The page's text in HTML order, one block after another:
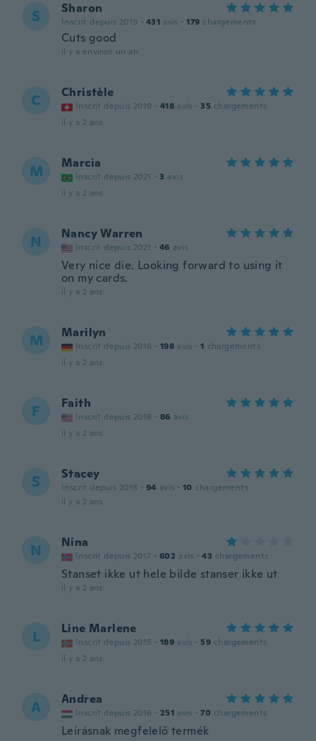
S Sharon
Inscrit depuis 2019 · 431 avis · 179 chargements
Cuts good
il y a environ un an
C Christèle
Inscrit depuis 2019 · 418 avis · 35 chargements
il y a 2 ans
M Marcia
Inscrit depuis 2021 · 3 avis
il y a 2 ans
N Nancy Warren
Inscrit depuis 2021 · 46 avis
Very nice die. Looking forward to using it
on my cards.
il y a 2 ans
M Marilyn
Inscrit depuis 2016 · 198 avis · 1 chargements
il y a 2 ans
F Faith
Inscrit depuis 2018 · 86 avis
il y a 2 ans
S Stacey
Inscrit depuis 2018 · 94 avis · 10 chargements
il y a 2 ans
N Nina
Inscrit depuis 2017 · 602 avis · 43 chargements
Stanset ikke ut hele bilde stanser ikke ut
il y a 2 ans
L Line Marlene
Inscrit depuis 2015 · 189 avis · 59 chargements
il y a 2 ans
A Andrea
Inscrit depuis 2016 · 251 avis · 70 chargements
Leírásnak megfelelő termék